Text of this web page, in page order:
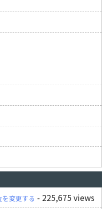
変更する - 225,675 views